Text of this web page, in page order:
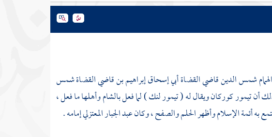
شمس الدين قاضي القضاةأبي إسحاق إبراهيم بن قاضي القضاة شمس
أنتيموركوركان ويقال له (تيمور لنك) لما فعلبالشاموأهلها ما فعل ،
به أئمة الإسلام وأظهر الحلم والصفح ، وكانعبد الجبارالمعتزلي إمامه .